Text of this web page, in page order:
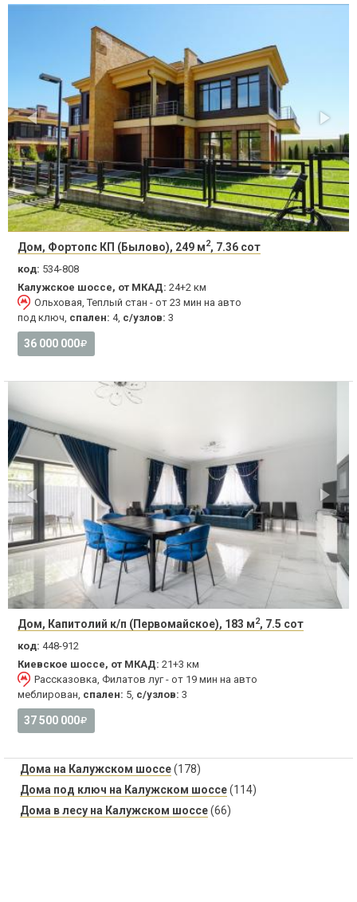
Дом, Фортопс КП (Былово), 249 м2, 7.36 сот
код: 534-808
Калужское шоссе, от МКАД: 24+2 км
Ольховая, Теплый стан - от 23 мин на авто
под ключ, спален: 4, с/узлов: 3
36 000 000
Дом, Капитолий к/п (Первомайское), 183 м2, 7.5 сот
код: 448-912
Киевское шоссе, от МКАД: 21+3 км
Рассказовка, Филатов луг - от 19 мин на авто
меблирован, спален: 5, с/узлов: 3
37 500 000
Дома на Калужском шоссе(178)
Дома под ключ на Калужском шоссе(114)
Дома в лесу на Калужском шоссе(66)